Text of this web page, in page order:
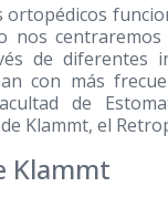
de diferentes
con más
de
Klammt, el
Klammt